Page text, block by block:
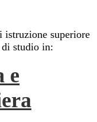
istruzione superiore
studio in:
e